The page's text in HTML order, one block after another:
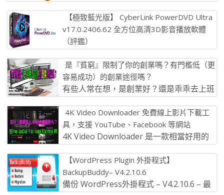
壓縮或是將資料切割成兩個 […]【極致藍光版】 CyberLink PowerDVD Ultra
v17.0.2406.62 全方位高清3D影音播放軟體
（評鑑）
高清3D影音播放軟體 極致藍光版 CyberLink P […]
是『貧窮』限制了你的創業嗎？有門檻低（更
容易成功）的創業途徑嗎？
有些人常在想，是創業好？還是乖乖去上班
是『貧窮』限制了你的創業嗎？那萬 […]
4K Video Downloader 免費線上影片下載工
具，支援 YouTube、Facebook 等網站
4K Video Downloader 是一款相當好用的
站下載 […]
【WordPress Plugin 外掛程式】
BackupBuddy– V4.2.10.6
備份 WordPress外掛程式 – V4.2.10.6 – 最